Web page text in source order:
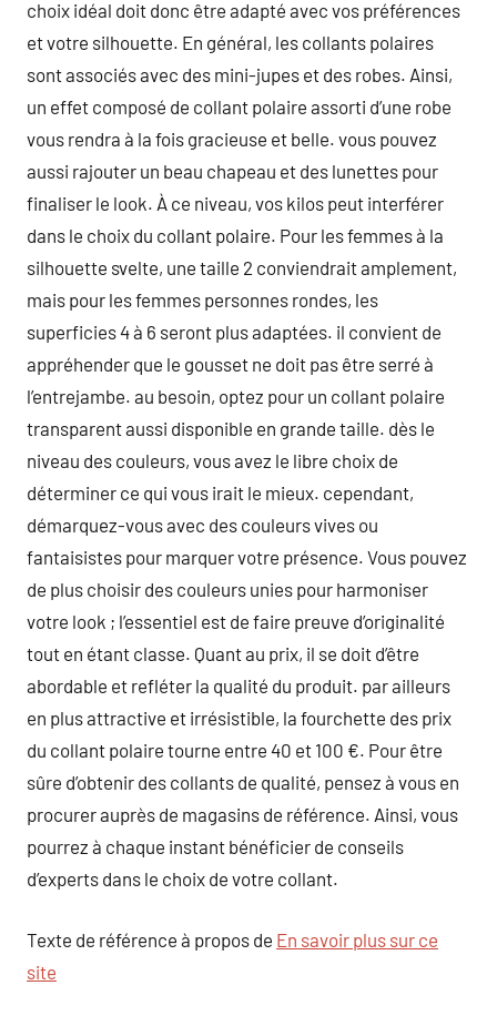
choix idéal doit donc être adapté avec vos préférences
et votre silhouette. En général, les collants polaires
sont associés avec des mini-jupes et des robes. Ainsi,
un effet composé de collant polaire assorti d’une robe
vous rendra à la fois gracieuse et belle. vous pouvez
aussi rajouter un beau chapeau et des lunettes pour
finaliser le look. À ce niveau, vos kilos peut interférer
dans le choix du collant polaire. Pour les femmes à la
silhouette svelte, une taille 2 conviendrait amplement,
mais pour les femmes personnes rondes, les
superficies 4 à 6 seront plus adaptées. il convient de
appréhender que le gousset ne doit pas être serré à
l’entrejambe. au besoin, optez pour un collant polaire
transparent aussi disponible en grande taille. dès le
niveau des couleurs, vous avez le libre choix de
déterminer ce qui vous irait le mieux. cependant,
démarquez-vous avec des couleurs vives ou
fantaisistes pour marquer votre présence. Vous pouvez
de plus choisir des couleurs unies pour harmoniser
votre look ; l’essentiel est de faire preuve d’originalité
tout en étant classe. Quant au prix, il se doit d’être
abordable et refléter la qualité du produit. par ailleurs
en plus attractive et irrésistible, la fourchette des prix
du collant polaire tourne entre 40 et 100 €. Pour être
sûre d’obtenir des collants de qualité, pensez à vous en
procurer auprès de magasins de référence. Ainsi, vous
pourrez à chaque instant bénéficier de conseils
d’experts dans le choix de votre collant.
Texte de référence à propos de En savoir plus sur ce
site